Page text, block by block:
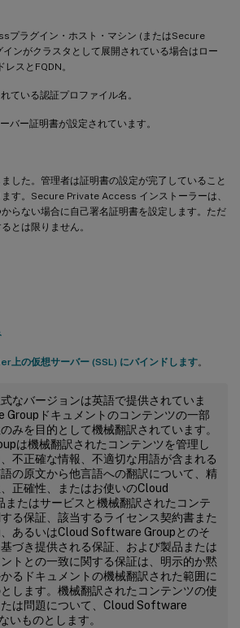
プラグイン・ホスト・マシン (またはSecure
ンがクラスタとして展開されている場合はロー
レスとFQDN。
ている認証プロファイル名。
バー証明書が設定されています。
した。管理者は証明書の設定が完了していること
す。Secure Private Access インストーラーは、
らない場合に自己署名証明書を設定します。ただ
とは限りません。
上の仮想サーバー (SSL) にバインドします。
なバージョンは英語で提供されていま
ドキュメントのコンテンツの一部
みを目的として機械翻訳されています。
は機械翻訳されたコンテンツを管理し
不正確な情報、不適切な用語が含まれる
の原文から他言語への翻訳について、精
正確性、またはお使いのCloud
たはサービスと機械翻訳されたコンテ
る保証、該当するライセンス契約書また
あるいはCloud Software Groupとのそ
づき提供される保証、および製品または
トとの一致に関する保証は、明示的か黙
るドキュメントの機械翻訳された範囲に
します。機械翻訳されたコンテンツの使
は問題について、Cloud Software
いものとします。